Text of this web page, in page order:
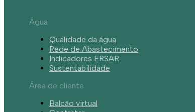
Água
Qualidade da água
Rede de Abastecimento
Indicadores ERSAR
Sustentabilidade
Área de cliente
Balcão virtual